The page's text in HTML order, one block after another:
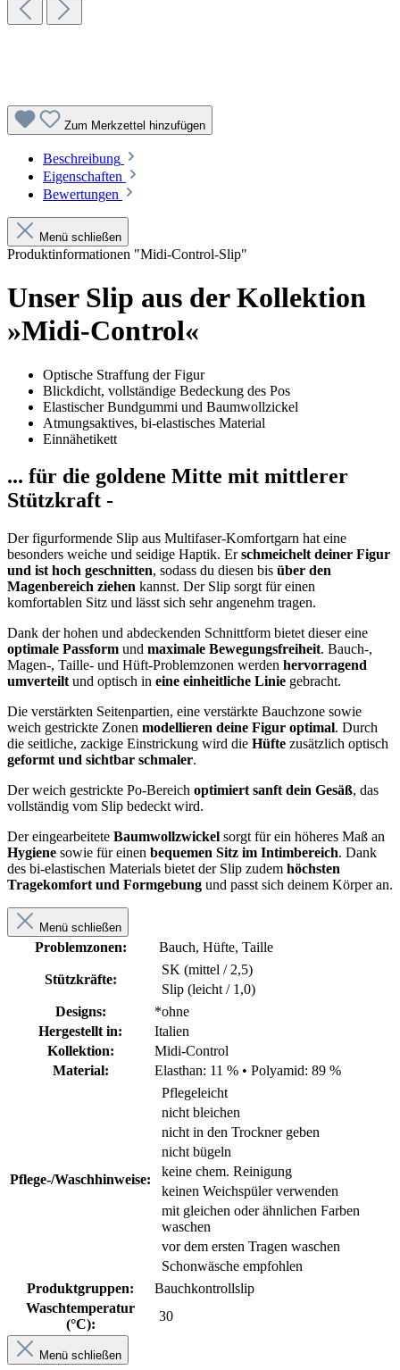
Zum Merkzettel hinzufügen
Beschreibung
Eigenschaften
Bewertungen
Menü schließen
Produktinformationen "Midi-Control-Slip"
Unser Slip aus der Kollektion
»Midi-Control«
Optische Straffung der Figur
Blickdicht, vollständige Bedeckung des Pos
Elastischer Bundgummi und Baumwollzickel
Atmungsaktives, bi-elastisches Material
Einnähetikett
... für die goldene Mitte mit mittlerer
Stützkraft -
Der figurformende Slip aus Multifaser-Komfortgarn hat eine
besonders weiche und seidige Haptik. Erschmeichelt deiner Figur
und ist hoch geschnitten, sodass du diesen bis über den
Magenbereich ziehen kannst. Der Slip sorgt für einen
komfortablen Sitz und lässt sich sehr angenehm tragen.
Dank der hohen und abdeckenden Schnittform bietet dieser eine
optimale Passform und maximale Bewegungsfreiheit. Bauch-,
Magen-, Taille- und Hüft-Problemzonen werden hervorragend
umverteilt und optisch in eine einheitliche Linie gebracht.
Die verstärkten Seitenpartien, eine verstärkte Bauchzone sowie
weich gestrickte Zonen modellieren deine Figur optimal. Durch
die seitliche, zackige Einstrickung wird die Hüfte zusätzlich optisch
geformt und sichtbar schmaler.
Der weich gestrickte Po-Bereich optimiert sanft dein Gesäß, das
vollständig vom Slip bedeckt wird.
Der eingearbeitete Baumwollzwickel sorgt für ein höheres Maß an
Hygiene sowie für einen bequemen Sitz im Intimbereich. Dank
des bi-elastischen Materials bietet der Slip zudem höchsten
Tragekomfort und Formgebung und passt sich deinem Körper an.
Menü schließen
Problemzonen: Bauch, Hüfte, Taille
Stützkräfte:
SK (mittel / 2,5)
Slip (leicht / 1,0)
Designs:
*ohne
Hergestellt in:
Italien
Kollektion:
Midi-Control
Material:
Elasthan: 11 % • Polyamid: 89 %
Pflege-/Waschhinweise:
Pflegeleicht
nicht bleichen
nicht in den Trockner geben
nicht bügeln
keine chem. Reinigung
keinen Weichspüler verwenden
mit gleichen oder ähnlichen Farben
waschen
vor dem ersten Tragen waschen
Schonwäsche empfohlen
Produktgruppen:
Bauchkontrollslip
Waschtemperatur
(°C):
30
Menü schließen